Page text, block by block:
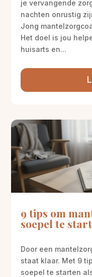
je vervangende
nachten onrustig
Jong
Het doel is jou
huisarts en...
9 tips om
soepel te
Door een
staat klaar. Met 9
soepel te starten